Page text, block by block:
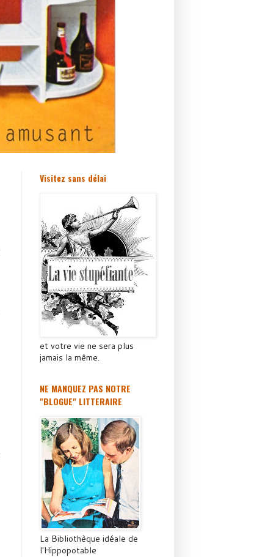
Visitez sans délai
et votre vie ne sera plus
jamais la même.
NE MANQUEZ PAS NOTRE
"BLOGUE" LITTERAIRE
La Bibliothèque idéale de
l'Hippopotable